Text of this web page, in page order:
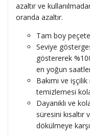
azaltır ve
oranda azaltır.
Tam boy
Seviye
göstererek
en yoğun
Bakımı ve
temizlemesi
Dayanıklı ve
süresini
dökülmeye